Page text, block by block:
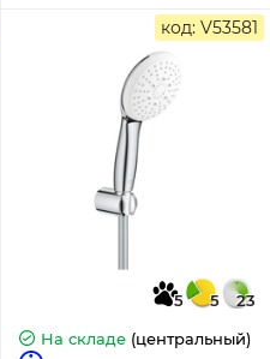
код: V53581
5 5
23
На складе (центральный)